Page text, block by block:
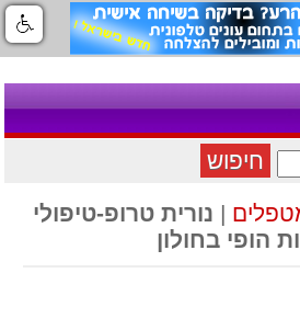
חיפוש
| נורית טרופ-טיפולי
הופי בחולון